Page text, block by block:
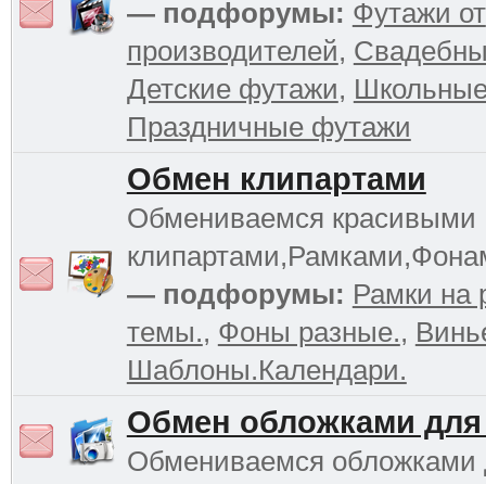
— подфорумы: Футажи от
производителей,
Детские футажи,
Праздничные футажи
Обмен клипартами
Обмениваемся красивыми
— подфорумы: Рамки на
темы., Фоны разные.,
Шаблоны.Календари.
Обмен обложками для
Обмениваемся обложками